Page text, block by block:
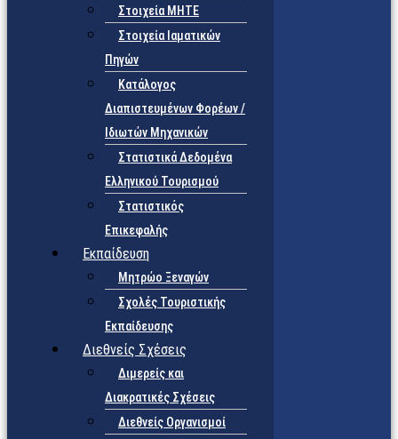
Στοιχεία ΜΗΤΕ
Στοιχεία Ιαματικών
Πηγών
Κατάλογος
Διαπιστευμένων Φορέων /
Ιδιωτών Μηχανικών
Στατιστικά Δεδομένα
Ελληνικού Τουρισμού
Στατιστικός
Επικεφαλής
Εκπαίδευση
Μητρώο Ξεναγών
Σχολές Τουριστικής
Εκπαίδευσης
Διεθνείς Σχέσεις
Διμερείς και
Διακρατικές Σχέσεις
Διεθνείς Οργανισμοί